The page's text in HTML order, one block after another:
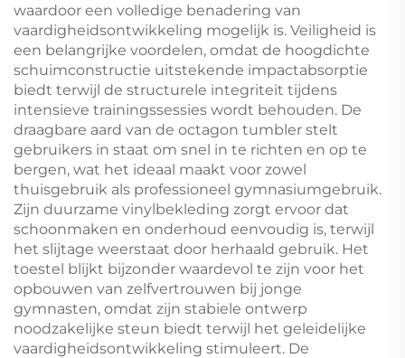
waardoor een volledige benadering van
vaardigheidsontwikkeling mogelijk is. Veiligheid is
een belangrijke voordelen, omdat de hoogdichte
schuimconstructie uitstekende impactabsorptie
biedt terwijl de structurele integriteit tijdens
intensieve trainingssessies wordt behouden. De
draagbare aard van de octagon tumbler stelt
gebruikers in staat om snel in te richten en op te
bergen, wat het ideaal maakt voor zowel
thuisgebruik als professioneel gymnasiumgebruik.
Zijn duurzame vinylbekleding zorgt ervoor dat
schoonmaken en onderhoud eenvoudig is, terwijl
het slijtage weerstaat door herhaald gebruik. Het
toestel blijkt bijzonder waardevol te zijn voor het
opbouwen van zelfvertrouwen bij jonge
gymnasten, omdat zijn stabiele ontwerp
noodzakelijke steun biedt terwijl het geleidelijke
vaardigheidsontwikkeling stimuleert. De